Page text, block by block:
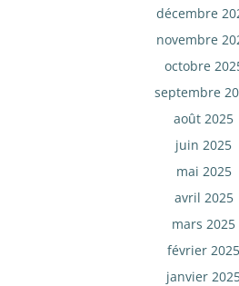
décembre
novembre
octobre
septembre
août 2025
juin 2025
mai 2025
avril 2025
mars 2025
février 2025
janvier